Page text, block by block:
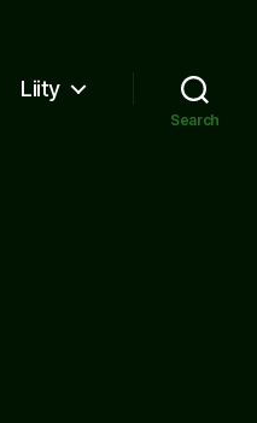
Liity
Search